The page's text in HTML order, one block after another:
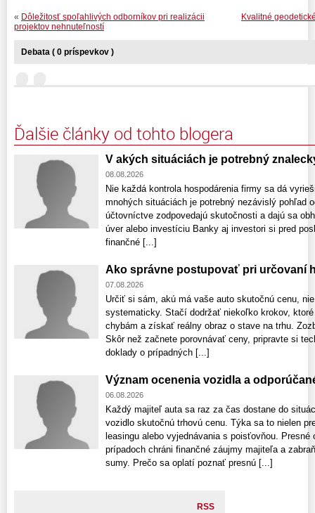
Kvalitné
« Dôležitosť spoľahlivých odborníkov pri realizácii
projektov nehnuteľností
Debata ( 0 príspevkov )
Ďalšie články od tohto blogera
V akých situáciách je potrebný
08.08.2026
Nie každá kontrola hospodárenia firmy sa dá
mnohých situáciách je potrebný nezávislý pohľad
účtovníctve zodpovedajú skutočnosti a dajú sa
úver alebo investíciu Banky aj investori si pred
finančné [...]
Ako správne postupovať pri určovaní
07.08.2026
Určiť si sám, akú má vaše auto skutočnú cenu,
systematicky. Stačí dodržať niekoľko krokov,
chybám a získať reálny obraz o stave na trhu.
Skôr než začnete porovnávať ceny, pripravte si
doklady o prípadných [...]
Význam ocenenia vozidla a
06.08.2026
Každý majiteľ auta sa raz za čas dostane do
vozidlo skutočnú trhovú cenu. Týka sa to nielen
leasingu alebo vyjednávania s poisťovňou.
prípadoch chráni finančné záujmy majiteľa a
sumy. Prečo sa oplatí poznať presnú [...]
RSS